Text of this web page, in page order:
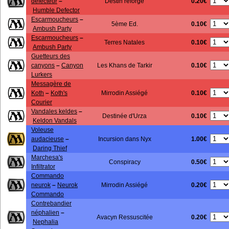
Humble Defector
Escarmoucheurs –
Ambush Party
5ème Ed. 0.10€
Escarmoucheurs –
Ambush Party
Terres Natales 0.10€
Guetteurs des
canyons – Canyon
Lurkers
Les Khans de Tarkir 0.10€
Messagère de
Koth – Koth's
Courier
Mirrodin Assiégé 0.10€
Vandales keldes –
Keldon Vandals
Destinée d'Urza 0.10€
Voleuse
audacieuse –
Daring Thief
Incursion dans Nyx 1.00€
Marchesa's
Infiltrator
Conspiracy 0.50€
Commando
neurok – Neurok
Commando
Mirrodin Assiégé 0.20€
Contrebandier
néphalien –
Nephalia
Avacyn Ressuscitée 0.20€